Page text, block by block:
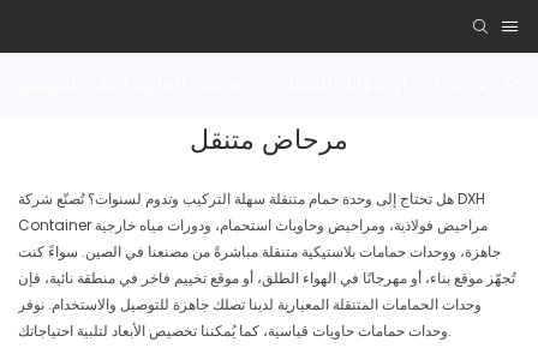
مرحاض متنقل
هل تحتاج إلى وحدة حمام متنقلة سهلة التركيب وتدوم لسنوات؟ تُصنّع شركة DXH
Container مراحيض فولاذية، ومراحيض وحاويات استحمام، ودورات مياه خارجية
جاهزة، ووحدات حمامات بلاستيكية متنقلة مباشرةً من مصنعنا في الصين. سواءً كنت
تُجهّز موقع بناء، أو مهرجانًا في الهواء الطلق، أو موقع تخييم فاخر في منطقة نائية، فإن
وحدات الحمامات المتنقلة المعيارية لدينا تصلك جاهزة للتوصيل والاستخدام. نوفر
وحدات حمامات حاويات قياسية، كما يُمكننا تخصيص الأبعاد لتلبية احتياجاتك.